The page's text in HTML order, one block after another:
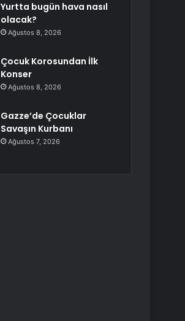
Yurtta bugün hava nasıl
olacak?
Ağustos 8, 2026
Çocuk Korosundan İlk
Konser
Ağustos 8, 2026
Gazze’de Çocuklar
Savaşın Kurbanı
Ağustos 7, 2026